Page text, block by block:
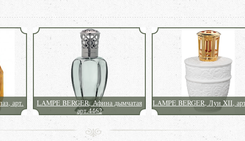
арт.
LAMPE BERGER, Афина дымчатая
арт.4462
LAMPE BERGER, Луи XII,